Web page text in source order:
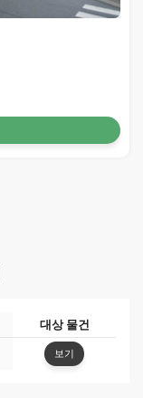
대상 물건
보기